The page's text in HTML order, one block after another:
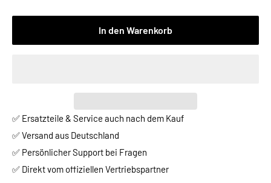
In den Warenkorb
✅ Ersatzteile & Service auch nach dem Kauf
✅ Versand aus Deutschland
✅ Persönlicher Support bei Fragen
✅ Direkt vom offiziellen Vertriebspartner